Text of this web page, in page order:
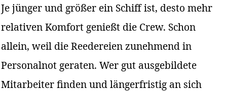
Je jünger und größer ein Schiff ist, desto mehr
relativen Komfort genießt die Crew. Schon
allein, weil die Reedereien zunehmend in
Personalnot geraten. Wer gut ausgebildete
Mitarbeiter finden und längerfristig an sich